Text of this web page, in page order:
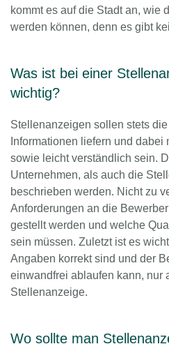
kommt es auf die Stadt an, wie
werden können, denn es gibt
Was ist bei einer
wichtig?
Stellenanzeigen sollen stets
Informationen liefern und dabei
sowie leicht verständlich sein.
Unternehmen, als auch die
beschrieben werden. Nicht zu
Anforderungen an die
gestellt werden und welche
sein müssen. Zuletzt ist es
Angaben korrekt sind und der
einwandfrei ablaufen kann, nur
Stellenanzeige.
Wo sollte man